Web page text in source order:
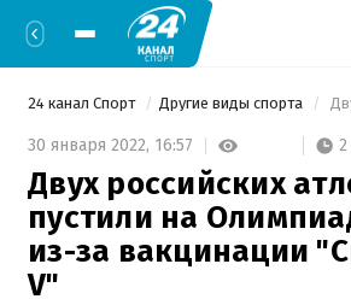
24 канал Спорт Другие виды спорта
30 января 2022, 16:57
Двух российских
пустили на
из-за вакцинации
V"